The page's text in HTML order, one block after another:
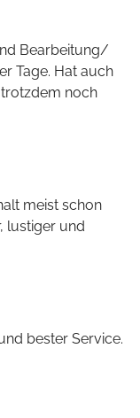
Bearbeitung/
Tage. Hat auch
noch
meist schon
lustiger und
bester Service.